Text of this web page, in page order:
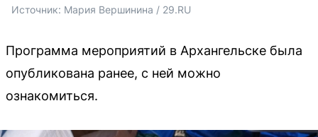
Источник: Мария Вершинина / 29.RU
Программа мероприятий в Архангельске была
опубликована ранее, с ней можно
ознакомиться.